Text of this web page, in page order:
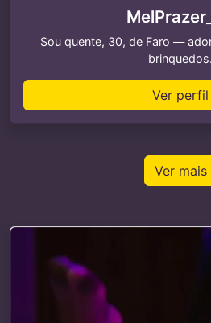
Sou quente, 30, de Faro —
brinquedos.
Ver perfil
Ver mais